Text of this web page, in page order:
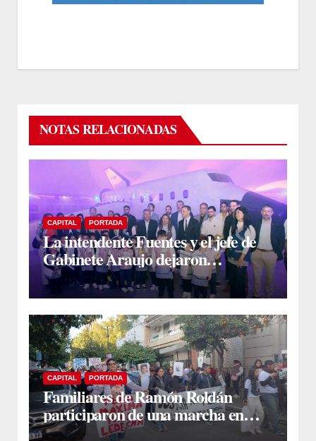
NOTAS RELACIONADAS
CAPITAL PORTADA
La intendente Fuentes y el jefe de
Gabinete Araujo dejaron
inaugurado el simulador espacial
Mama Antula en el Parque del
Encuentro
CAPITAL PORTADA
Familiares de Ramón Roldán
participaron de una marcha en
Santiago Capital para pedir justicia